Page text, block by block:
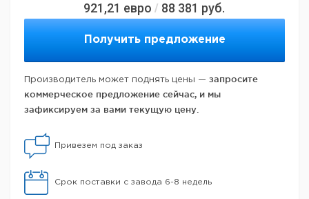
921,21 евро / 88 381 руб.
Получить предложение
Производитель может поднять цены — запросите
коммерческое предложение сейчас, и мы
зафиксируем за вами текущую цену.
Привезем под заказ
Срок поставки с завода 6-8 недель